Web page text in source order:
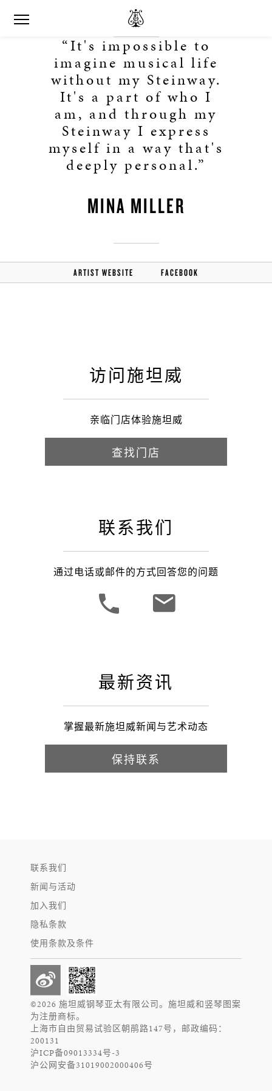
“It's impossible to
imagine musical life
without my Steinway.
It's a part of who I
am, and through my
Steinway I express
myself in a way that's
deeply personal.”
MINA MILLER
ARTIST WEBSITE FACEBOOK
访问施坦威
亲临门店体验施坦威
查找门店
联系我们
通过电话或邮件的方式回答您的问题
最新资讯
掌握最新施坦威新闻与艺术动态
保持联系
联系我们
新闻与活动
加入我们
隐私条款
使用条款及条件
©2026 施坦威钢琴亚太有限公司。施坦威和竖琴图案
为注册商标。
上海市自由贸易试验区朝鹃路147号，邮政编码：
200131
沪ICP备09013334号-3
沪公网安备31019002000406号